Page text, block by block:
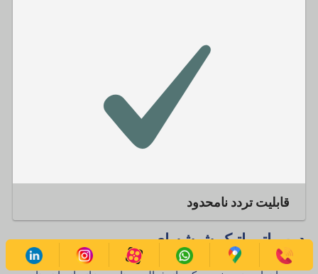
قابلیت تردد نامحدود
درب اتوماتیک شیشه ای